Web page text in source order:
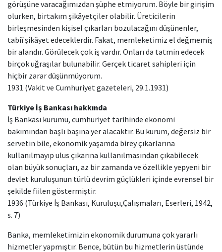
görüşüne varacağımızdan şüphe etmiyorum. Böyle bir girişim
olurken, birtakım şikâyetçiler olabilir. Üreticilerin
birleşmesinden kişisel çıkarları bozulacağını düşünenler,
tabiî şikâyet edeceklerdir. Fakat, memleketimiz el değmemiş
bir alandır. Görülecek çok iş vardır. Onları da tatmin edecek
birçok uğraşılar bulunabilir. Gerçek ticaret sahipleri için
hiçbir zarar düşünmüyorum.
1931 (Vakit ve Cumhuriyet gazeteleri, 29.1.1931)
Türkiye İş Bankası hakkında
İş Bankası kurumu, cumhuriyet tarihinde ekonomi
bakımından başlı başına yer alacaktır. Bu kurum, değersiz bir
servetin bile, ekonomik yaşamda birey çıkarlarına
kullanılmayıp ulus çıkarına kullanılmasından çıkabilecek
olan büyük sonuçları, az bir zamanda ve özellikle yepyeni bir
devlet kuruluşunun türlü devrim güçlükleri içinde evrensel bir
şekilde fiilen göstermiştir.
1936 (Türkiye İş Bankası, Kuruluşu,Çalışmaları, Eserleri, 1942,
s. 7)
Banka, memleketimizin ekonomik durumuna çok yararlı
hizmetler yapmıştır. Bence, bütün bu hizmetlerin üstünde